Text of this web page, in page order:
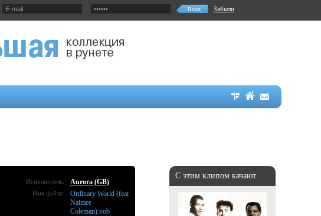
Забыли
С этим клипом качают
Исполнитель: Aurora (GB)
Имя файла:
Ordinary World (feat
Naimee
Coleman).vob